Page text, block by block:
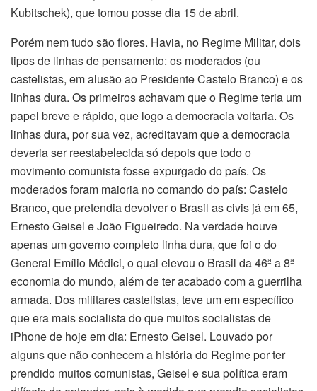
Kubitschek), que tomou posse dia 15 de abril.
Porém nem tudo são flores. Havia, no Regime Militar, dois
tipos de linhas de pensamento: os moderados (ou
castelistas, em alusão ao Presidente Castelo Branco) e os
linhas dura. Os primeiros achavam que o Regime teria um
papel breve e rápido, que logo a democracia voltaria. Os
linhas dura, por sua vez, acreditavam que a democracia
deveria ser reestabelecida só depois que todo o
movimento comunista fosse expurgado do país. Os
moderados foram maioria no comando do país: Castelo
Branco, que pretendia devolver o Brasil as civis já em 65,
Ernesto Geisel e João Figueiredo. Na verdade houve
apenas um governo completo linha dura, que foi o do
General Emílio Médici, o qual elevou o Brasil da 46ª a 8ª
economia do mundo, além de ter acabado com a guerrilha
armada. Dos militares castelistas, teve um em específico
que era mais socialista do que muitos socialistas de
iPhone de hoje em dia: Ernesto Geisel. Louvado por
alguns que não conhecem a história do Regime por ter
prendido muitos comunistas, Geisel e sua política eram